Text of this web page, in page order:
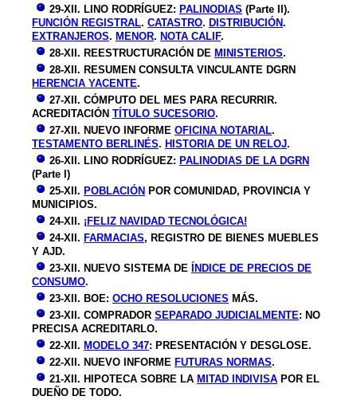
29-XII. LINO RODRÍGUEZ: PALINODIAS (Parte II).
FUNCIÓN REGISTRAL. CATASTRO. DISTRIBUCIÓN.
EXTRANJEROS. MENOR. NOTA CALIF.
28-XII. REESTRUCTURACIÓN DE MINISTERIOS.
28-XII. RESUMEN CONSULTA VINCULANTE DGRN
HERENCIA YACENTE.
27-XII. CÓMPUTO DEL MES PARA RECURRIR.
ACREDITACIÓN TÍTULO SUCESORIO.
27-XII. NUEVO INFORME OFICINA NOTARIAL.
TESTAMENTO BERLINÉS. HISTORIA DE UN RELOJ.
26-XII. LINO RODRÍGUEZ: PALINODIAS DE LA DGRN
(Parte I)
25-XII. POBLACIÓN POR COMUNIDAD, PROVINCIA Y
MUNICIPIOS.
24-XII. ¡FELIZ NAVIDAD TECNOLÓGICA!
24-XII. FARMACIAS, REGISTRO DE BIENES MUEBLES
Y AJD.
23-XII. NUEVO SISTEMA DE
ÍNDICE DE PRECIOS DE
CONSUMO.
23-XII. BOE: OCHO RESOLUCIONES MÁS.
23-XII. COMPRADOR SEPARADO JUDICIALMENTE: NO
PRECISA ACREDITARLO.
22-XII. MODELO 347: PRESENTACIÓN Y DESGLOSE.
22-XII. NUEVO INFORME FUTURAS NORMAS.
21-XII. HIPOTECA SOBRE LA MITAD INDIVISA POR EL
DUEÑO DE TODO.